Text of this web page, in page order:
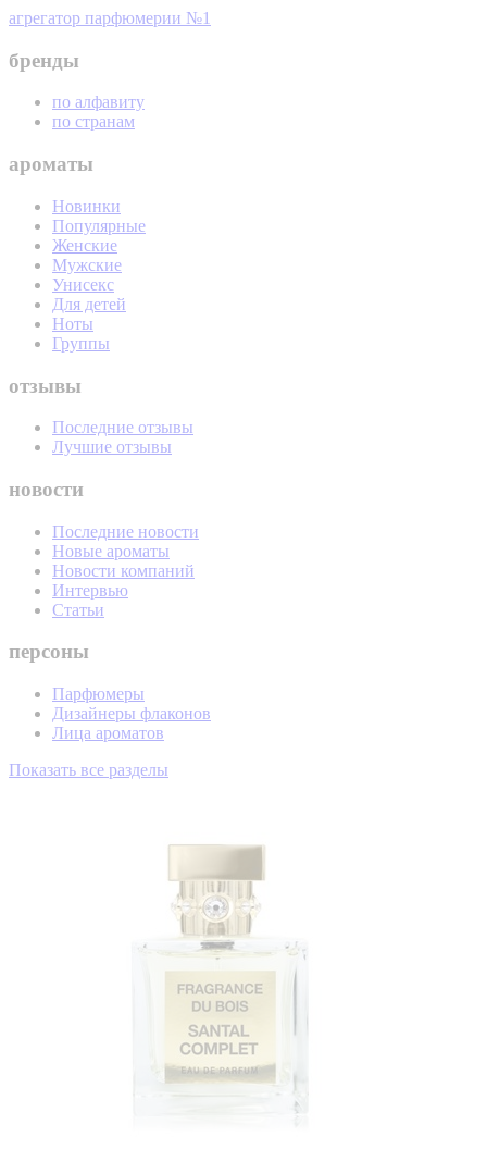
агрегатор парфюмерии №1
бренды
по алфавиту
по странам
ароматы
Новинки
Популярные
Женские
Мужские
Унисекс
Для детей
Ноты
Группы
отзывы
Последние отзывы
Лучшие отзывы
новости
Последние новости
Новые ароматы
Новости компаний
Интервью
Статьи
персоны
Парфюмеры
Дизайнеры флаконов
Лица ароматов
Показать все разделы